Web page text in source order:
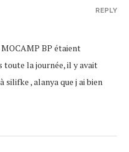
BP étaient
la journée, il y avait
silifke , alanya que j ai bien
REPLY